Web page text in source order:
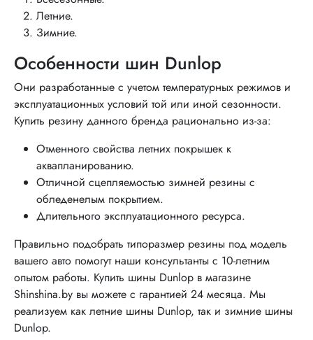
Летние.
Зимние.
Особенности шин Dunlop
Они разработанные с учетом температурных режимов и
эксплуатационных условий той или иной сезонности.
Купить резину данного бренда рационально из-за:
Отменного свойства летних покрышек к
аквапланированию.
Отличной сцепляемостью зимней резины с
обледенелым покрытием.
Длительного эксплуатационного ресурса.
Правильно подобрать типоразмер резины под модель
вашего авто помогут наши консультанты с 10-летним
опытом работы. Купить шины Dunlop в магазине
Shinshina.by вы можете с гарантией 24 месяца. Мы
реализуем как летние шины Dunlop, так и зимние шины
Dunlop.